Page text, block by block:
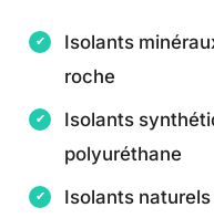
Isolants
roche
Isolants
polyuréthane
Isolants